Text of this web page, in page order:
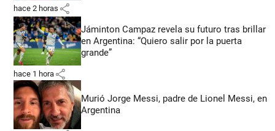
hace 2 horas share
Jáminton Campaz revela su futuro tras brillar
en Argentina: “Quiero salir por la puerta
grande”
hace 1 hora share
Murió Jorge Messi, padre de Lionel Messi, en
Argentina